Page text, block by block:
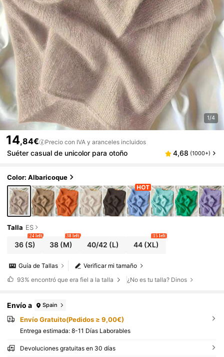
1/4
14,84€ Precio con IVA y aranceles incluidos
Suéter casual de unicolor para otoño 4,68 (1000+)
Color: Albaricoque
Talla ES
36(S)
24 left
38 (M)
38 left
40/42 (L) 44(XL)
15 left
Verificar mi tamaño
Guía de Tallas
93% encontró que era fiel a la talla ¿No es tu talla? Dinos
Envío a Spain
Envío Gratuito(Pedidos ≥ 9,00€)
Entrega estimada: 8-11 Días Laborables
Devoluciones gratuitas en 30 días